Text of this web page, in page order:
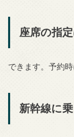
座席の指
できます。予約
新幹線に